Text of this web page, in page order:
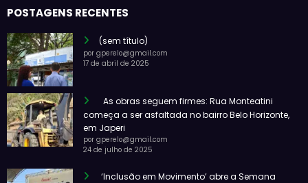
POSTAGENS RECENTES
(sem título)
por gperelo@gmail.com
17 de abril de 2025
As obras seguem firmes: Rua Monteatini
começa a ser asfaltada no bairro Belo Horizonte,
em Japeri
por gperelo@gmail.com
24 de julho de 2025
‘Inclusão em Movimento’ abre a Semana